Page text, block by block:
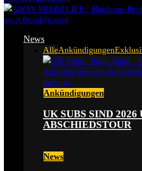
News
AlleAnkündigungen
Ankündigungen
UK SUBS SIND 2026
ABSCHIEDSTOUR
News